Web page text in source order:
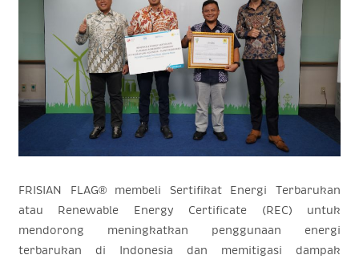
FRISIAN FLAG® membeli Sertifikat Energi Terbarukan
atau Renewable Energy Certificate (REC) untuk
mendorong meningkatkan penggunaan energi
terbarukan di Indonesia dan memitigasi dampak